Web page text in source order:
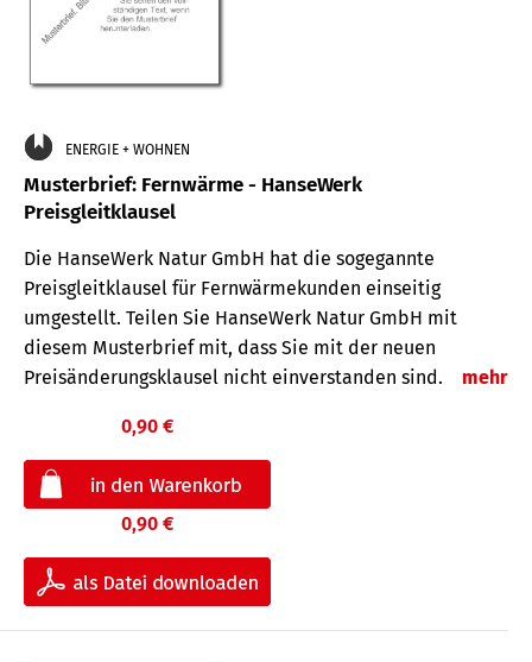
ENERGIE + WOHNEN
Musterbrief: Fernwärme - HanseWerk
Preisgleitklausel
Die HanseWerk Natur GmbH hat die sogegannte
Preisgleitklausel für Fernwärmekunden einseitig
umgestellt. Teilen Sie HanseWerk Natur GmbH mit
diesem Musterbrief mit, dass Sie mit der neuen
Preisänderungsklausel nicht einverstanden sind.
mehr
0,90 €
0,90 €